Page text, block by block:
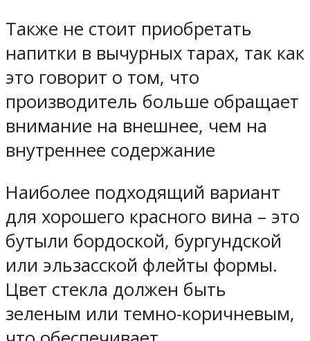
Также не стоит приобретать
напитки в вычурных тарах, так как
это говорит о том, что
производитель больше обращает
внимание на внешнее, чем на
внутреннее содержание
Наиболее подходящий вариант
для хорошего красного вина – это
бутыли бордоской, бургундской
или эльзасской флейты формы.
Цвет стекла должен быть
зеленым или темно-коричневым,